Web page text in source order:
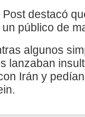
destacó
público de
algunos
lanzaban
Irán y